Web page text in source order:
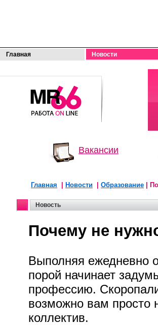
Главная Новости
МОЯ
РАБОТА
Вакансии
Главная Новости Образование |
Новость
Почему не
Выполняя ежедневно
порой начинает
профессию.
возможно вам просто
коллектив.